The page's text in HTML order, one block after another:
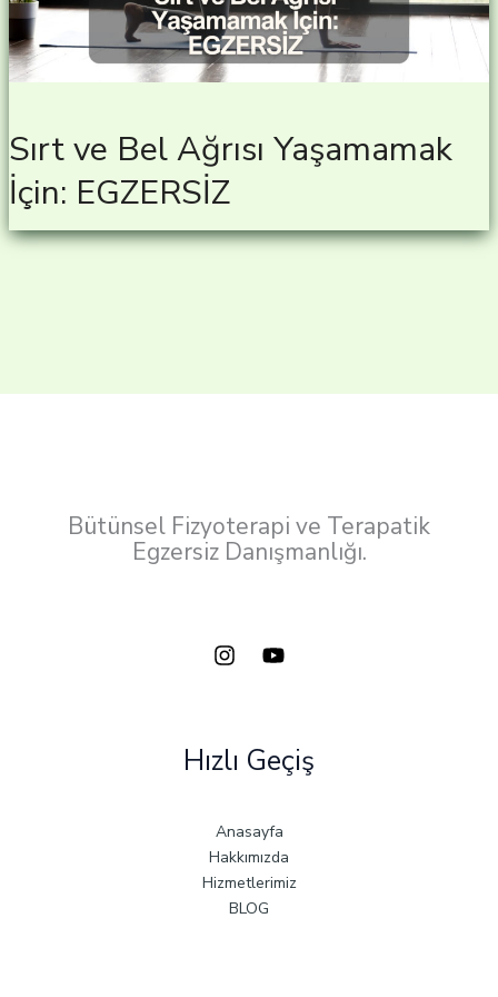
Sırt ve Bel Ağrısı Yaşamamak
İçin: EGZERSİZ
Bütünsel Fizyoterapi ve Terapatik
Egzersiz Danışmanlığı.
Hızlı Geçiş
Anasayfa
Hakkımızda
Hizmetlerimiz
BLOG